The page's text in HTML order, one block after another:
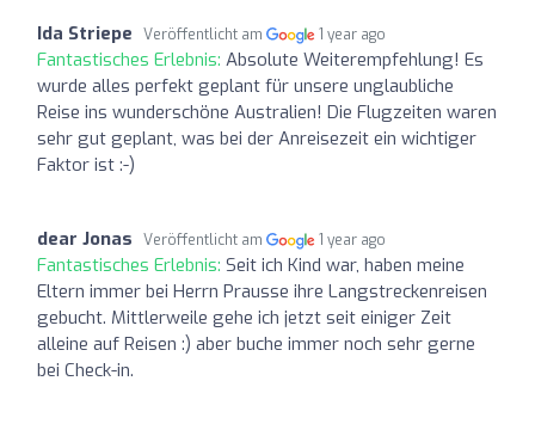
Ida Striepe Veröffentlicht am 1 year ago
Fantastisches Erlebnis: Absolute Weiterempfehlung! Es
wurde alles perfekt geplant für unsere unglaubliche
Reise ins wunderschöne Australien! Die Flugzeiten waren
sehr gut geplant, was bei der Anreisezeit ein wichtiger
Faktor ist :-)
dear Jonas Veröffentlicht am 1 year ago
Fantastisches Erlebnis: Seit ich Kind war, haben meine
Eltern immer bei Herrn Prausse ihre Langstreckenreisen
gebucht. Mittlerweile gehe ich jetzt seit einiger Zeit
alleine auf Reisen :) aber buche immer noch sehr gerne
bei Check-in.